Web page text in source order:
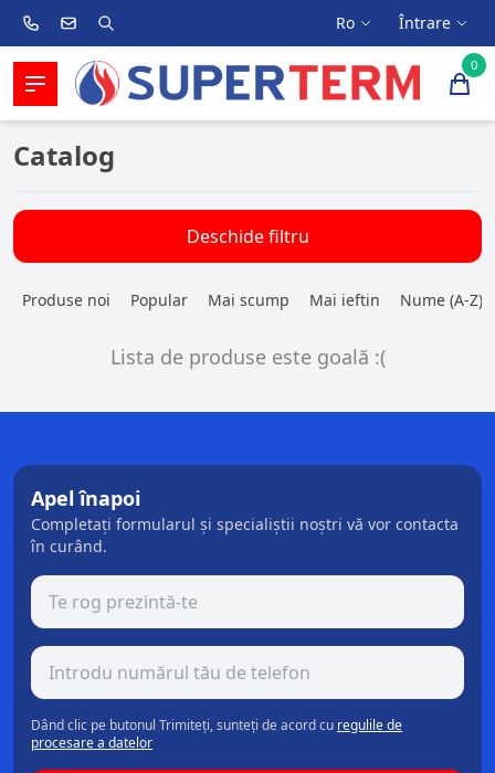
Ro Întrare
0
Catalog
Deschide filtru
Produse noi Popular Mai scump Mai ieftin Nume (A-Z)
Lista de produse este goală :(
Apel înapoi
Completați formularul și specialiștii noștri vă vor contacta
în curând.
Dând clic pe butonul Trimiteți, sunteți de acord cu regulile de
procesare a datelor